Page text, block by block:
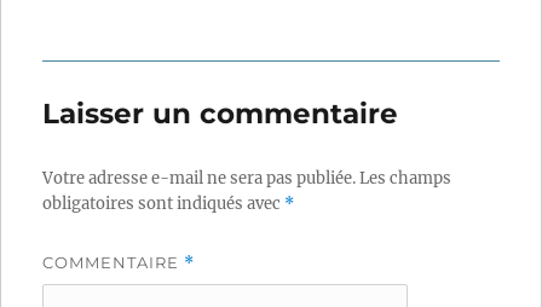
Laisser un commentaire
Votre adresse e-mail ne sera pas publiée.Les champs
obligatoires sont indiqués avec *
COMMENTAIRE *